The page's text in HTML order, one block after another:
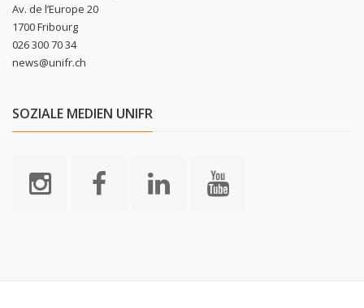
Av. de l’Europe 20
1700 Fribourg
026 300 70 34
news@unifr.ch
SOZIALE MEDIEN UNIFR